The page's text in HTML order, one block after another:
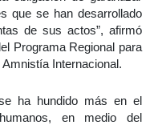
que se han desarrollado
de sus actos”, afirmó
Programa Regional para
Internacional.
ha hundido más en el
en medio del